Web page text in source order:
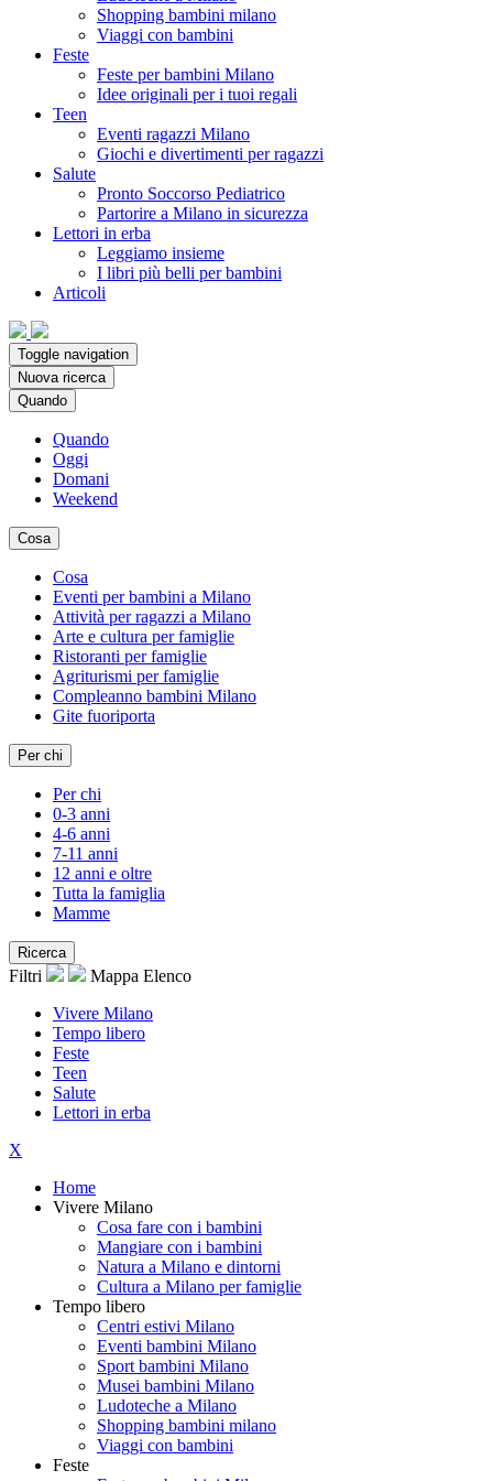
Shopping bambini milano
Viaggi con bambini
Feste
Feste per bambini Milano
Idee originali per i tuoi regali
Teen
Eventi ragazzi Milano
Giochi e divertimenti per ragazzi
Salute
Pronto Soccorso Pediatrico
Partorire a Milano in sicurezza
Lettori in erba
Leggiamo insieme
I libri più belli per bambini
Articoli
Toggle navigation
Nuova ricerca
Quando
Quando
Oggi
Domani
Weekend
Cosa
Cosa
Eventi per bambini a Milano
Attività per ragazzi a Milano
Arte e cultura per famiglie
Ristoranti per famiglie
Agriturismi per famiglie
Compleanno bambini Milano
Gite fuoriporta
Per chi
Per chi
0-3 anni
4-6 anni
7-11 anni
12 anni e oltre
Tutta la famiglia
Mamme
Ricerca
Filtri Mappa Elenco
Vivere Milano
Tempo libero
Feste
Teen
Salute
Lettori in erba
X
Home
Vivere Milano
Cosa fare con i bambini
Mangiare con i bambini
Natura a Milano e dintorni
Cultura a Milano per famiglie
Tempo libero
Centri estivi Milano
Eventi bambini Milano
Sport bambini Milano
Musei bambini Milano
Ludoteche a Milano
Shopping bambini milano
Viaggi con bambini
Feste